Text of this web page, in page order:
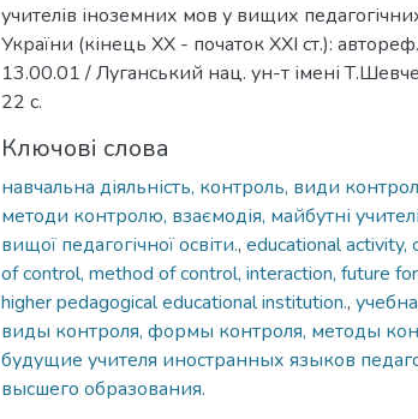
учителів іноземних мов у вищих
України (кінець ХХ - початок ХХІ ст.):
13.00.01 / Луганський нац. ун-т імені
22 с.
Ключові слова
навчальна діяльність, контроль, види
методи контролю, взаємодія, майбутні
вищої педагогічної освіти., educational activity,
of control, method of control, interaction, future
higher pedagogical educational institution.,
виды контроля, формы контроля, методы
будущие учителя иностранных языков
высшего образования.